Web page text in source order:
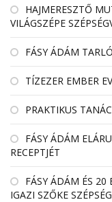
HAJMERESZTŐ
VILÁGSZÉPE
FÁSY ÁDÁM
TÍZEZER EMBER
PRAKTIKUS
FÁSY ÁDÁM
RECEPTJÉT
FÁSY ÁDÁM ÉS 20
IGAZI SZŐKE SZÉPSÉG